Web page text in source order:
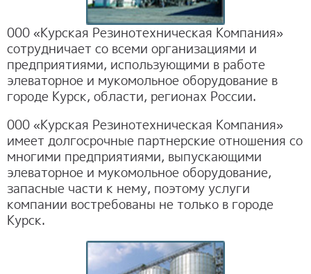
000 «Курская Резинотехническая Компания»
сотрудничает со всеми организациями и
предприятиями, использующими в работе
элеваторное и мукомольное оборудование в
городе Курск, области, регионах России.
000 «Курская Резинотехническая Компания»
имеет долгосрочные партнерские отношения со
многими предприятиями, выпускающими
элеваторное и мукомольное оборудование,
запасные части к нему, поэтому услуги
компании востребованы не только в городе
Курск.